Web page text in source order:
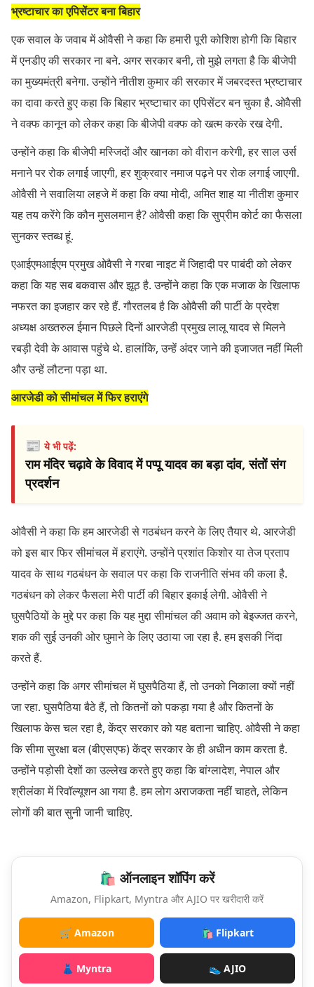
भ्रष्टाचार का एपिसेंटर बना बिहार
एक सवाल के जवाब में ओवैसी ने कहा कि हमारी पूरी कोशिश होगी कि बिहार
में एनडीए की सरकार ना बने. अगर सरकार बनी, तो मुझे लगता है कि बीजेपी
का मुख्यमंत्री बनेगा. उन्होंने नीतीश कुमार की सरकार में जबरदस्त भ्रष्टाचार
का दावा करते हुए कहा कि बिहार भ्रष्टाचार का एपिसेंटर बन चुका है. ओवैसी
ने वक्फ कानून को लेकर कहा कि बीजेपी वक्फ को खत्म करके रख देगी.
उन्होंने कहा कि बीजेपी मस्जिदों और खानका को वीरान करेगी, हर साल उर्स
मनाने पर रोक लगाई जाएगी, हर शुक्रवार नमाज पढ़ने पर रोक लगाई जाएगी.
ओवैसी ने सवालिया लहजे में कहा कि क्या मोदी, अमित शाह या नीतीश कुमार
यह तय करेंगे कि कौन मुसलमान है? ओवैसी कहा कि सुप्रीम कोर्ट का फैसला
सुनकर स्तब्ध हूं.
एआईएमआईएम प्रमुख ओवैसी ने गरबा नाइट में जिहादी पर पाबंदी को लेकर
कहा कि यह सब बकवास और झूठ है. उन्होंने कहा कि एक मजाक के खिलाफ
नफरत का इजहार कर रहे हैं. गौरतलब है कि ओवैसी की पार्टी के प्रदेश
अध्यक्ष अख्तरुल ईमान पिछले दिनों आरजेडी प्रमुख लालू यादव से मिलने
रबड़ी देवी के आवास पहुंचे थे. हालांकि, उन्हें अंदर जाने की इजाजत नहीं मिली
और उन्हें लौटना पड़ा था.
आरजेडी को सीमांचल में फिर हराएंगे
📰ये भी पढ़ें:
राम मंदिर चढ़ावे के विवाद में पप्पू यादव का बड़ा दांव, संतों संग
प्रदर्शन
ओवैसी ने कहा कि हम आरजेडी से गठबंधन करने के लिए तैयार थे. आरजेडी
को इस बार फिर सीमांचल में हराएंगे. उन्होंने प्रशांत किशोर या तेज प्रताप
यादव के साथ गठबंधन के सवाल पर कहा कि राजनीति संभव की कला है.
गठबंधन को लेकर फैसला मेरी पार्टी की बिहार इकाई लेगी. ओवैसी ने
घुसपैठियों के मुद्दे पर कहा कि यह मुद्दा सीमांचल की अवाम को बेइज्जत करने,
शक की सुई उनकी ओर घुमाने के लिए उठाया जा रहा है. हम इसकी निंदा
करते हैं.
उन्होंने कहा कि अगर सीमांचल में घुसपैठिया हैं, तो उनको निकाला क्यों नहीं
जा रहा. घुसपैठिया बैठे हैं, तो कितनों को पकड़ा गया है और कितनों के
खिलाफ केस चल रहा है, केंद्र सरकार को यह बताना चाहिए. ओवैसी ने कहा
कि सीमा सुरक्षा बल (बीएसएफ) केंद्र सरकार के ही अधीन काम करता है.
उन्होंने पड़ोसी देशों का उल्लेख करते हुए कहा कि बांग्लादेश, नेपाल और
श्रीलंका में रिवॉल्यूशन आ गया है. हम लोग अराजकता नहीं चाहते, लेकिन
लोगों की बात सुनी जानी चाहिए.
🛍️ ऑनलाइन शॉपिंग करें
Amazon, Flipkart, Myntra और AJIO पर खरीदारी करें
🛒 Amazon 🛍️ Flipkart
👗 Myntra 👟 AJIO